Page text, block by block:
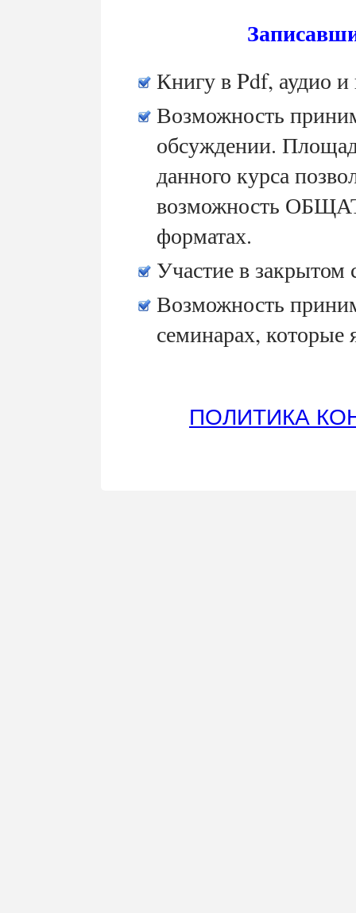
Книгу в Pdf, аудио
Возможность
обсуждении.
данного курса
возможность
форматах.
Участие в закрытом
Возможность
семинарах, которые
ПОЛИТИКА